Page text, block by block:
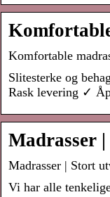
Komfortable
Slitesterke og
Rask levering ✓
Madrasser
Madrasser | Stort
Vi har alle